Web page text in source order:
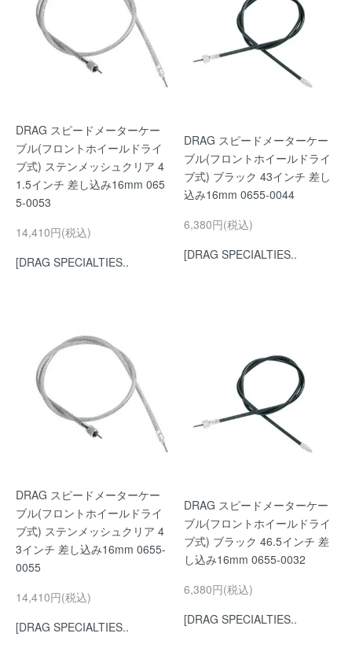
DRAG スピードメーターケー
ブル(フロントホイールドライ
ブ式) ステンメッシュクリア 4
1.5インチ 差し込み16mm 065
5-0053
14,410円(税込)
[DRAG SPECIALTIES..
DRAG スピードメーターケー
ブル(フロントホイールドライ
ブ式) ブラック 43インチ 差し
込み16mm 0655-0044
6,380円(税込)
[DRAG SPECIALTIES..
DRAG スピードメーターケー
ブル(フロントホイールドライ
ブ式) ステンメッシュクリア 4
3インチ 差し込み16mm 0655-
0055
14,410円(税込)
[DRAG SPECIALTIES..
DRAG スピードメーターケー
ブル(フロントホイールドライ
ブ式) ブラック 46.5インチ 差
し込み16mm 0655-0032
6,380円(税込)
[DRAG SPECIALTIES..